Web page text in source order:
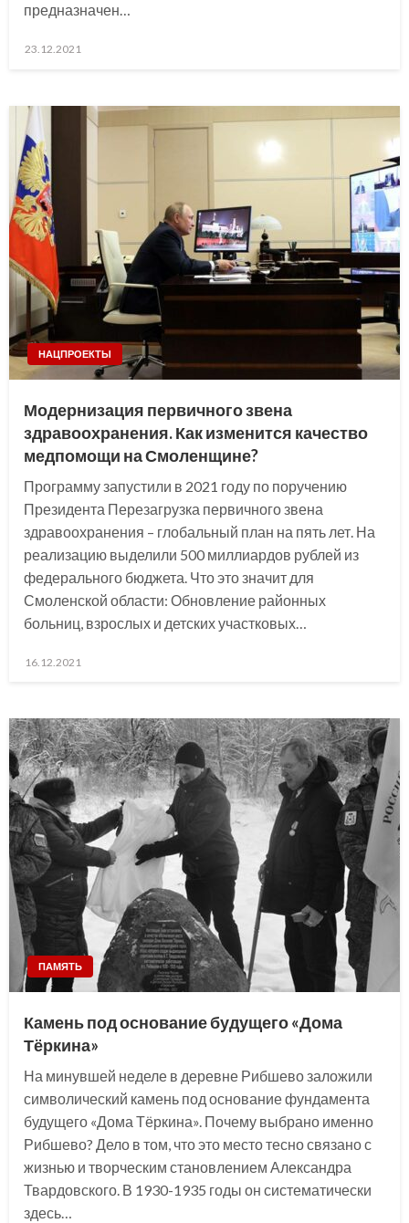
предназначен…
Posted
23.12.2021
НАЦПРОЕКТЫ
Модернизация первичного звена
здравоохранения. Как изменится качество
медпомощи на Смоленщине?
Программу запустили в 2021 году по поручению
Президента Перезагрузка первичного звена
здравоохранения – глобальный план на пять лет. На
реализацию выделили 500 миллиардов рублей из
федерального бюджета. Что это значит для
Смоленской области: Обновление районных
больниц, взрослых и детских участковых…
Posted
16.12.2021
ПАМЯТЬ
Камень под основание будущего «Дома
Тёркина»
На минувшей неделе в деревне Рибшево заложили
символический камень под основание фундамента
будущего «Дома Тёркина». Почему выбрано именно
Рибшево? Дело в том, что это место тесно связано с
жизнью и творческим становлением Александра
Твардовского. В 1930-1935 годы он систематически
здесь…